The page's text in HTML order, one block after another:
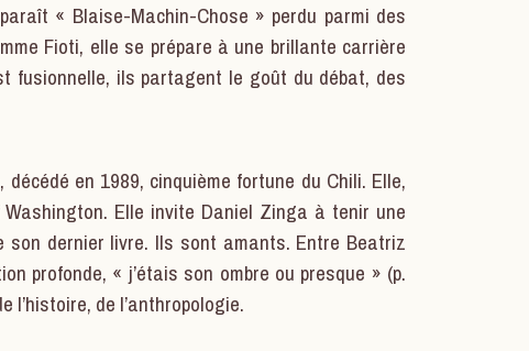
« Blaise-Machin-Chose » perdu parmi des
Fioti, elle se prépare à une brillante carrière
fusionnelle, ils partagent le goût du débat, des
en 1989, cinquième fortune du Chili. Elle,
Elle invite Daniel Zinga à tenir une
dernier livre. Ils sont amants. Entre Beatriz
profonde, « j’étais son ombre ou presque » (p.
l’histoire, de l’anthropologie.